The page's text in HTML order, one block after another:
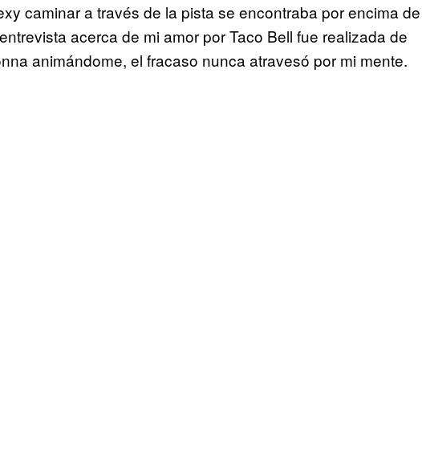
caminar a través de la pista se encontraba por encima de
acerca de mi amor por Taco Bell fue realizada de
animándome, el fracaso nunca atravesó por mi mente.